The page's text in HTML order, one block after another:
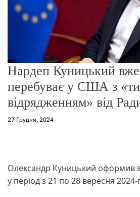
Нардеп Куницький вже
перебуває у США з
відрядженням» від
27 Грудня, 2024
Олександр Куницький оформив
у період з 21 по 28 вересня 2024-